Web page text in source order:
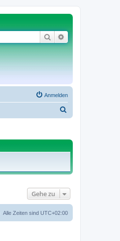
Suche
Anmelden
Gehe zu
Alle Zeiten sind UTC+02:00